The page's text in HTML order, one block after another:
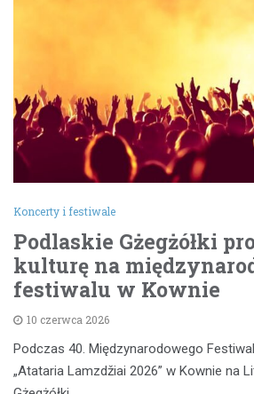
Koncerty i festiwale
Podlaskie Gżegżółki
kulturę na
festiwalu w Kownie
10 czerwca 2026
Podczas 40. Międzynarodowego
„Atataria Lamzdžiai 2026” w Kownie na